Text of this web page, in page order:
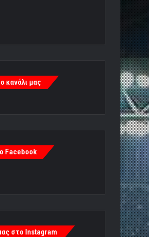
κανάλι μας
Facebook
στο Instagram